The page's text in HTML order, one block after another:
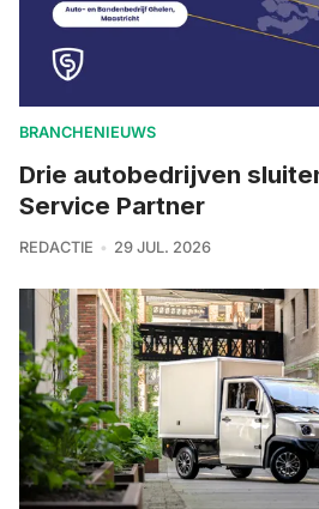
BRANCHENIEUWS
Drie autobedrijven
Service Partner
REDACTIE 29 JUL. 2026